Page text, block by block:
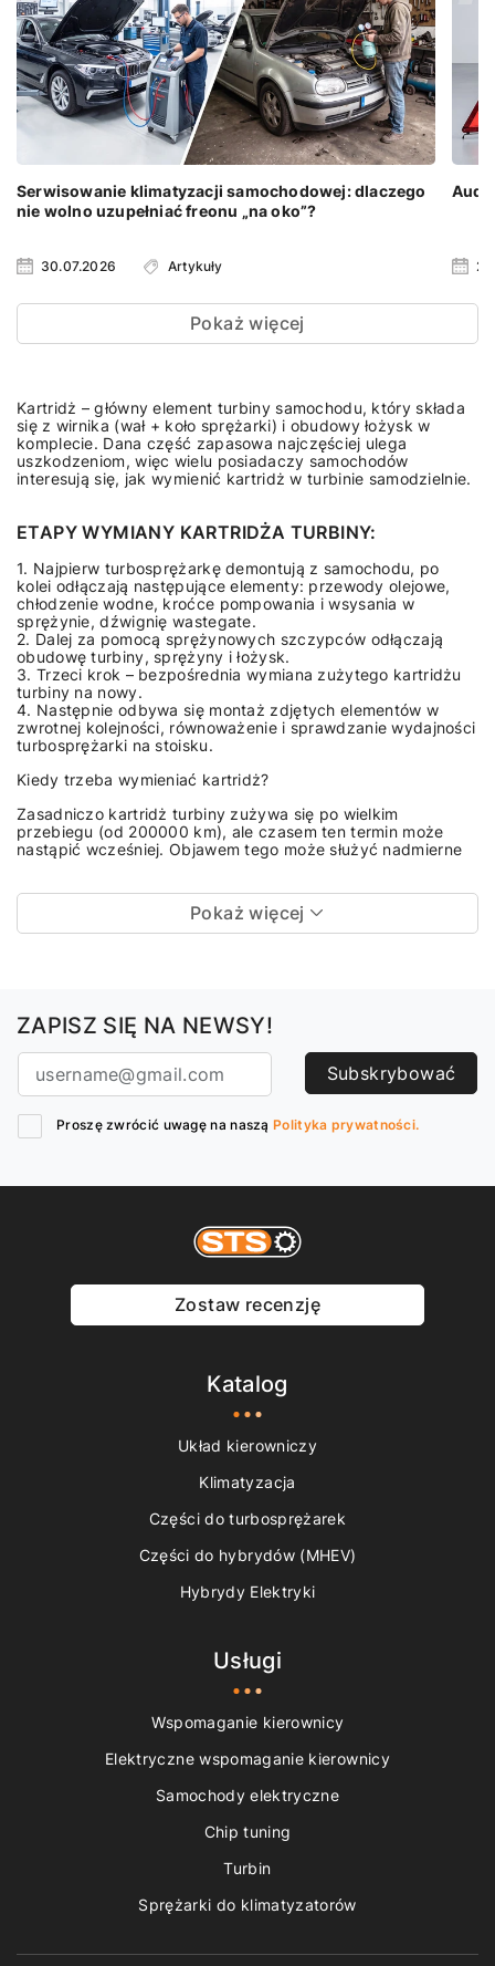
Serwisowanie klimatyzacji samochodowej: dlaczego
nie wolno uzupełniać freonu „na oko”?
30.07.2026 Artykuły
Audi
Pokaż więcej
Kartridż – główny element turbiny samochodu, który składa
się z wirnika (wał + koło sprężarki) i obudowy łożysk w
komplecie. Dana część zapasowa najczęściej ulega
uszkodzeniom, więc wielu posiadaczy samochodów
interesują się, jak wymienić kartridż w turbinie samodzielnie.
ETAPY WYMIANY KARTRIDŻA TURBINY:
1. Najpierw turbosprężarkę demontują z samochodu, po
kolei odłączają następujące elementy: przewody olejowe,
chłodzenie wodne, kroćce pompowania i wsysania w
sprężynie, dźwignię wastegate.
2. Dalej za pomocą sprężynowych szczypców odłączają
obudowę turbiny, sprężyny i łożysk.
3. Trzeci krok – bezpośrednia wymiana zużytego kartridżu
turbiny na nowy.
4. Następnie odbywa się montaż zdjętych elementów w
zwrotnej kolejności, równoważenie i sprawdzanie wydajności
turbosprężarki na stoisku.
Kiedy trzeba wymieniać kartridż?
Zasadniczo kartridż turbiny zużywa się po wielkim
przebiegu (od 200000 km), ale czasem ten termin może
nastąpić wcześniej. Objawem tego może służyć nadmierne
Pokaż więcej
ZAPISZ SIĘ NA NEWSY!
Subskrybować
Proszę zwrócić uwagę na naszą Polityka prywatności.
Zostaw recenzję
Katalog
Układ kierowniczy
Klimatyzacja
Części do turbosprężarek
Części do hybrydów (MHEV)
Hybrydy Elektryki
Usługi
Wspomaganie kierownicy
Elektryczne wspomaganie kierownicy
Samochody elektryczne
Chip tuning
Turbin
Sprężarki do klimatyzatorów